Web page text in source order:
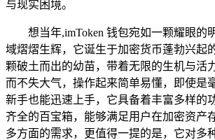
与现实困境。
想当年,imToken 钱包宛如一颗耀眼的
域熠熠生辉，它诞生于加密货币蓬勃兴起
颗破土而出的幼苗，带着无限的生机与活
而不失大气，操作起来简单易懂，即使是
新手也能迅速上手，它具备着丰富多样的
齐全的百宝箱，能够满足用户在加密资产
多方面的需求，更值得一提的是，它对多